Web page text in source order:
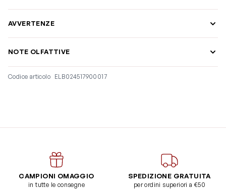
AVVERTENZE
NOTE OLFATTIVE
Codice articolo ELB024517900017
CAMPIONI OMAGGIO
in tutte le consegne
SPEDIZIONE GRATUITA
per ordini superiori a €50